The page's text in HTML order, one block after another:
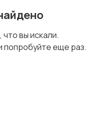
оборудование
вы искали.
попробуйте еще раз.